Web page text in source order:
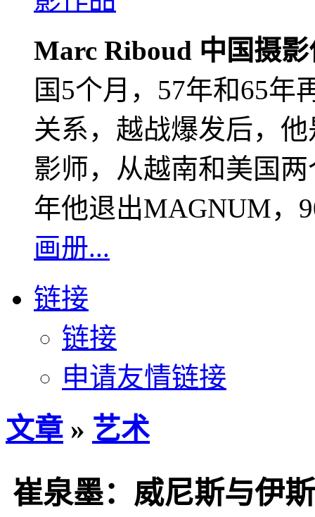
Marc Riboud 中国摄
国5个月，57年和65年
关系，越战爆发后，
影师，从越南和美国
年他退出MAGNUM，
画册...
链接
链接
申请友情链接
文章 » 艺术
崔泉墨：威尼斯与伊